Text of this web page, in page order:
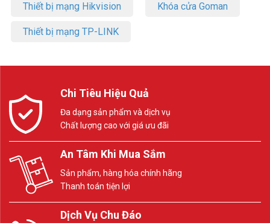
Thiết bị mạng Hikvision Khóa cửa Goman
Thiết bị mạng TP-LINK
Chi Tiêu Hiệu Quả
Đa dạng sản phẩm và dịch vụ
Chất lượng cao với giá ưu đãi
An Tâm Khi Mua Sắm
Sản phẩm, hàng hóa chính hãng
Thanh toán tiện lợi
Dịch Vụ Chu Đáo